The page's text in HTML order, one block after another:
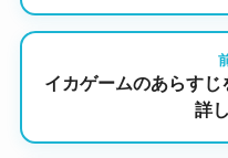
イカゲームのあらす
詳